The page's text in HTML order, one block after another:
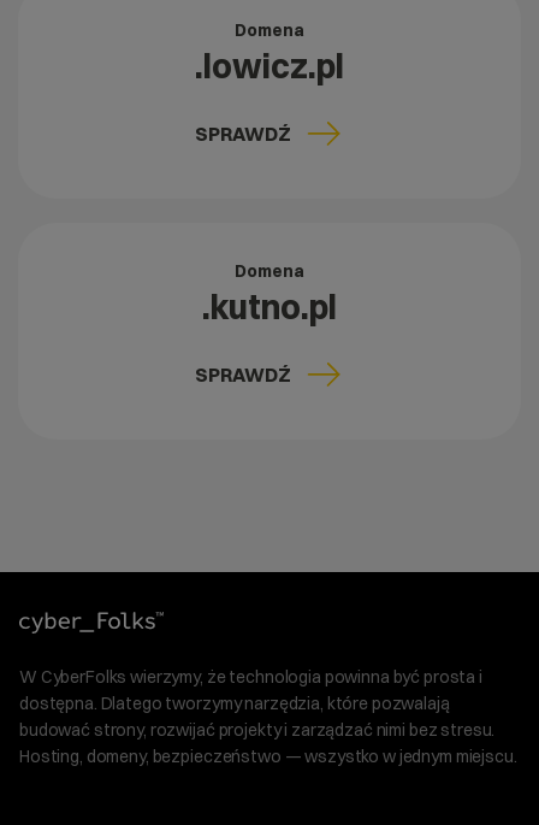
Domena
.lowicz.pl
SPRAWDŹ
Domena
.kutno.pl
SPRAWDŹ
W CyberFolks wierzymy, że technologia powinna być prosta i
dostępna. Dlatego tworzymy narzędzia, które pozwalają
budować strony, rozwijać projekty i zarządzać nimi bez stresu.
Hosting, domeny, bezpieczeństwo — wszystko w jednym miejscu.